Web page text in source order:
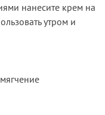
нанесите крем на
утром и